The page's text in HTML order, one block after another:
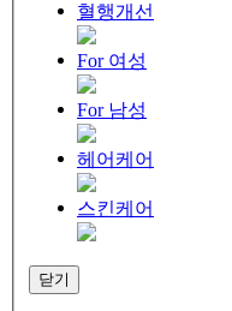
혈행개선
For 여성
For 남성
헤어케어
스킨케어
닫기